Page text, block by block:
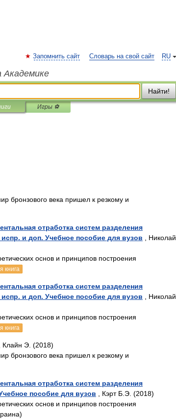
RU
Запомнить сайт Словарь на свой сайт
Академике
Найти!
Игры ⚽
бронзового века пришел к резкому и
отработка систем разделения
и доп. Учебное пособие для вузов , Николай
основ и принципов построения
книга
отработка систем разделения
и доп. Учебное пособие для вузов , Николай
основ и принципов построения
книга
, Клайн Э. (2018)
бронзового века пришел к резкому и
отработка систем разделения
пособие для вузов , Кэрт Б.Э. (2018)
основ и принципов построения